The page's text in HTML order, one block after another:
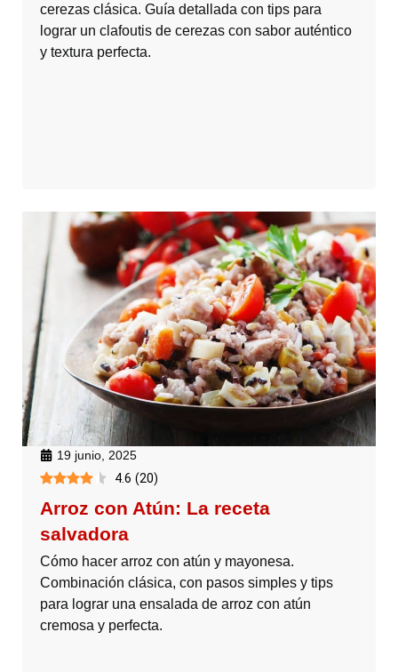
cerezas clásica. Guía detallada con tips para
lograr un clafoutis de cerezas con sabor auténtico
y textura perfecta.
19 junio, 2025
4.6 (20)
Arroz con Atún: La receta
salvadora
Cómo hacer arroz con atún y mayonesa.
Combinación clásica, con pasos simples y tips
para lograr una ensalada de arroz con atún
cremosa y perfecta.